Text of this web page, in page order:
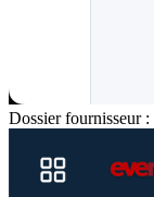
Dossier fournisseur